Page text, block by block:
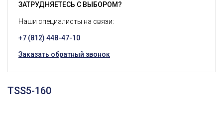
TSS5-160
ЗАТРУДНЯЕТЕСЬ С ВЫБОРОМ?
Наши специалисты на связи:
+7 (812) 448-47-10
Заказать обратный звонок